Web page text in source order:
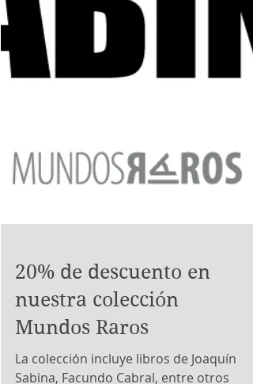
20% de descuento en
nuestra colección
Mundos Raros